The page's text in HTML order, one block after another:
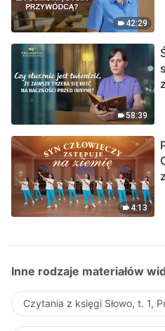
42:29
58:39
4:13
Inne rodzaje materiałów
Czytania z księgi Słowo, t. 1,